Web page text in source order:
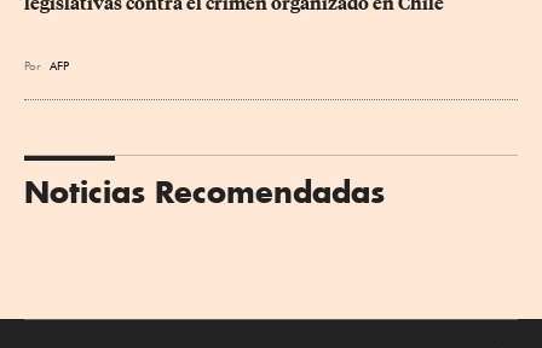
Por AFP
Noticias Recomendadas